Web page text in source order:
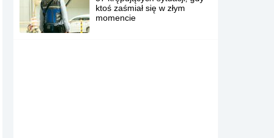
ktoś zaśmiał się w złym
momencie